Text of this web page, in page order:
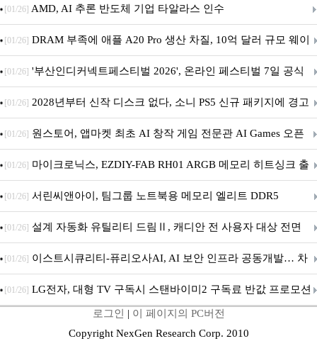
[01/26] AMD, AI 추론 반도체 기업 타알라스 인수
[01/26] DRAM 부족에 애플 A20 Pro 생산 차질, 10억 달러 규모 웨이
퍼 대기
[01/26] '부산인디커넥트페스티벌 2026', 온라인 페스티벌 7일 공식
개막... 22일간 진행
[01/26] 2028년부터 신작 디스크 없다, 소니 PS5 신규 패키지에 경고
문 추가
[01/26] 원스토어, 앱마켓 최초 AI 창작 게임 전문관 AI Games 오픈
[01/26] 마이크로닉스, EZDIY-FAB RH01 ARGB 메모리 히트싱크 출
시
[01/26] 서린씨앤아이, 팀그룹 노트북용 메모리 엘리트 DDR5
5600MHz 16GB 출시
[01/26] 설계 자동화 유틸리티 드림Ⅱ, 캐디안 전 사용자 대상 전면
무상 배포
[01/26] 이스트시큐리티-퓨리오사AI, AI 보안 인프라 공동개발… 차
세대 AI 보안 플랫폼 구축
[01/26] LG전자, 대형 TV 구독시 스탠바이미2 구독료 반값 프로모션
로그인 | 이 페이지의 PC버전
Copyright NexGen Research Corp. 2010